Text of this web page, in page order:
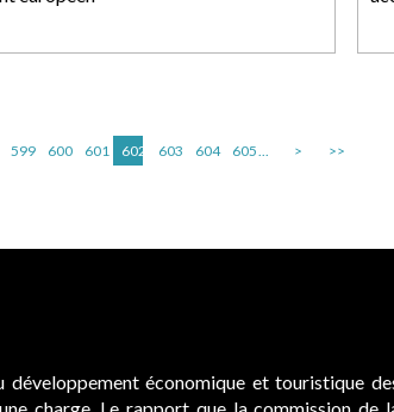
599 600 601 602 603 604 605... > >>
des
Cabines de plage : le juge admet des
Evocatrices des bains de mer, les